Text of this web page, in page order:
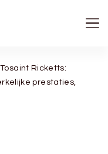
Tosaint Ricketts:
prestaties,